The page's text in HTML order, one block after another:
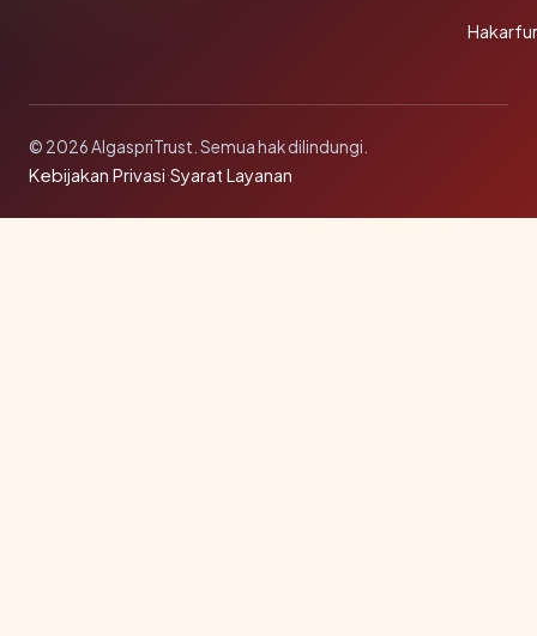
© 2026 AlgaspriTrust. Semua hak dilindungi.
Kebijakan Privasi·Syarat Layanan